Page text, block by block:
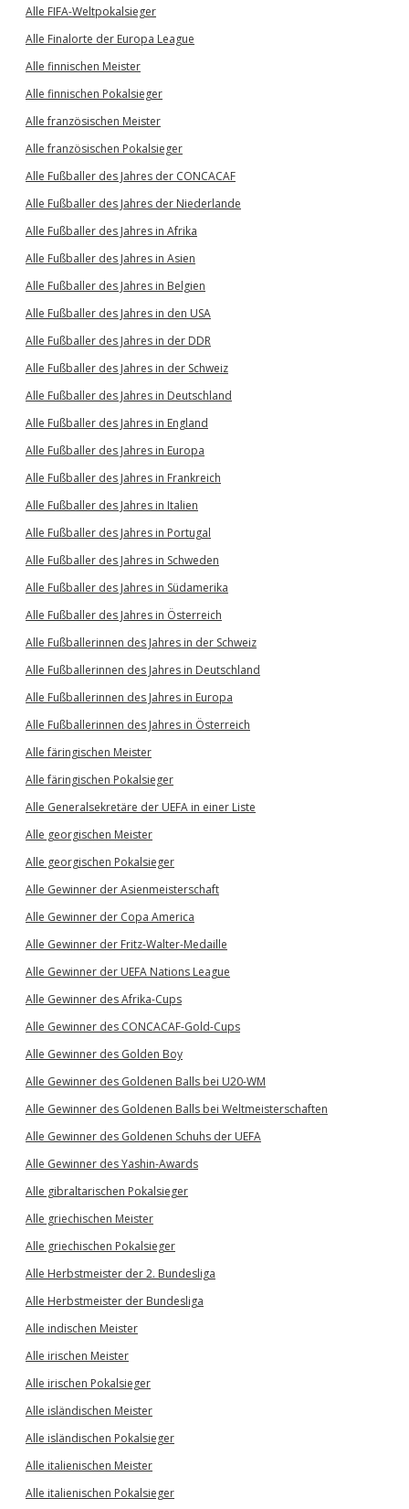
Alle FIFA-Weltpokalsieger
Alle Finalorte der Europa League
Alle finnischen Meister
Alle finnischen Pokalsieger
Alle französischen Meister
Alle französischen Pokalsieger
Alle Fußballer des Jahres der CONCACAF
Alle Fußballer des Jahres der Niederlande
Alle Fußballer des Jahres in Afrika
Alle Fußballer des Jahres in Asien
Alle Fußballer des Jahres in Belgien
Alle Fußballer des Jahres in den USA
Alle Fußballer des Jahres in der DDR
Alle Fußballer des Jahres in der Schweiz
Alle Fußballer des Jahres in Deutschland
Alle Fußballer des Jahres in England
Alle Fußballer des Jahres in Europa
Alle Fußballer des Jahres in Frankreich
Alle Fußballer des Jahres in Italien
Alle Fußballer des Jahres in Portugal
Alle Fußballer des Jahres in Schweden
Alle Fußballer des Jahres in Südamerika
Alle Fußballer des Jahres in Österreich
Alle Fußballerinnen des Jahres in der Schweiz
Alle Fußballerinnen des Jahres in Deutschland
Alle Fußballerinnen des Jahres in Europa
Alle Fußballerinnen des Jahres in Österreich
Alle färingischen Meister
Alle färingischen Pokalsieger
Alle Generalsekretäre der UEFA in einer Liste
Alle georgischen Meister
Alle georgischen Pokalsieger
Alle Gewinner der Asienmeisterschaft
Alle Gewinner der Copa America
Alle Gewinner der Fritz-Walter-Medaille
Alle Gewinner der UEFA Nations League
Alle Gewinner des Afrika-Cups
Alle Gewinner des CONCACAF-Gold-Cups
Alle Gewinner des Golden Boy
Alle Gewinner des Goldenen Balls bei U20-WM
Alle Gewinner des Goldenen Balls bei Weltmeisterschaften
Alle Gewinner des Goldenen Schuhs der UEFA
Alle Gewinner des Yashin-Awards
Alle gibraltarischen Pokalsieger
Alle griechischen Meister
Alle griechischen Pokalsieger
Alle Herbstmeister der 2. Bundesliga
Alle Herbstmeister der Bundesliga
Alle indischen Meister
Alle irischen Meister
Alle irischen Pokalsieger
Alle isländischen Meister
Alle isländischen Pokalsieger
Alle italienischen Meister
Alle italienischen Pokalsieger